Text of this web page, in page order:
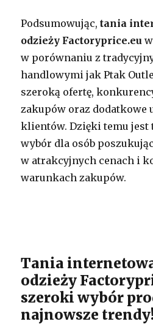
Podsumowując,tania
odzieży Factoryprice.eu
w porównaniu z
handlowymi jak Ptak
szeroką ofertę,
zakupów oraz dodatkowe
klientów. Dzięki temu jest
wybór dla osób
w atrakcyjnych cenach i
warunkach zakupów.
Tania
odzieży
szeroki wybór
najnowsze trendy!